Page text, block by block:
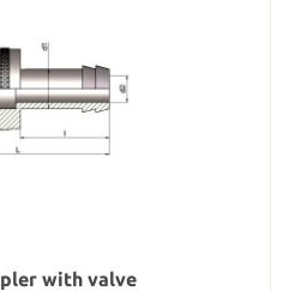
with valve